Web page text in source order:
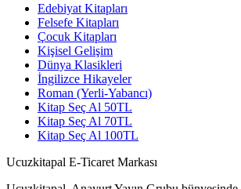
Edebiyat Kitapları
Felsefe Kitapları
Çocuk Kitapları
Kişisel Gelişim
Dünya Klasikleri
İngilizce Hikayeler
Roman (Yerli-Yabancı)
Kitap Seç Al 50TL
Kitap Seç Al 70TL
Kitap Seç Al 100TL
Ucuzkitapal E-Ticaret Markası